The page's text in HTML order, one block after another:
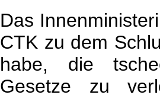
Das
CTK zu dem
habe, die
Gesetze zu